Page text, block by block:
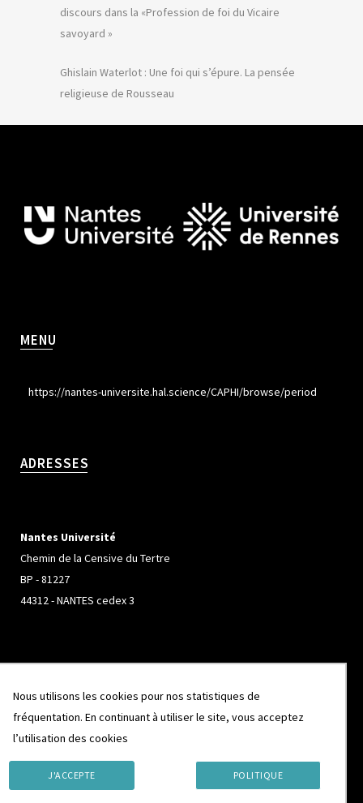
discours dans la «Profession de foi du Vicaire
savoyard »
Ghislain Waterlot : Une foi qui s’épure. La pensée
religieuse de Rousseau
MENU
https://nantes-universite.hal.science/CAPHI/browse/period
ADRESSES
Nantes Université
Chemin de la Censive du Tertre
BP - 81227
44312 - NANTES cedex 3
Campus de Beaulieu
263 Avenue Général Leclerc
CS 74205
35042 - RENNES cedex
Nous utilisons les cookies pour nos statistiques de
fréquentation. En continuant à utiliser le site, vous acceptez
l’utilisation des cookies
J'ACCEPTE POLITIQUE